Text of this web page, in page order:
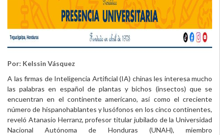
Por: Kelssin Vásquez
A las firmas de Inteligencia Artificial (IA) chinas les interesa mucho
las palabras en español de plantas y bichos (insectos) que se
encuentran en el continente americano, así como el creciente
número de hispanohablantes y lusófonos en los cinco continentes,
reveló Atanasio Herranz, profesor titular jubilado de la Universidad
Nacional Autónoma de Honduras (UNAH), miembro